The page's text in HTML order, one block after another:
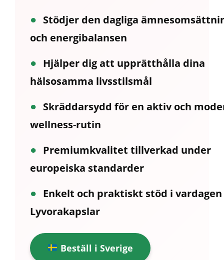
● Stödjer den dagliga
och energibalansen
● Hjälper dig att upprätthålla dina
hälsosamma livsstilsmål
● Skräddarsydd för en aktiv och
wellness-rutin
● Premiumkvalitet tillverkad under
europeiska standarder
● Enkelt och praktiskt stöd i
Lyvorakapslar
Beställ i Sverige